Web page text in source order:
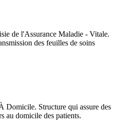
de l'Assurance Maladie - Vitale.
des feuilles de soins
Domicile. Structure qui assure des
au domicile des patients.